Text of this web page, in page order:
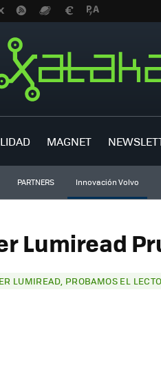
MAGNET
PARTNERS Innovación Volvo
Lumiread
LUMIREAD, PROBAMOS EL